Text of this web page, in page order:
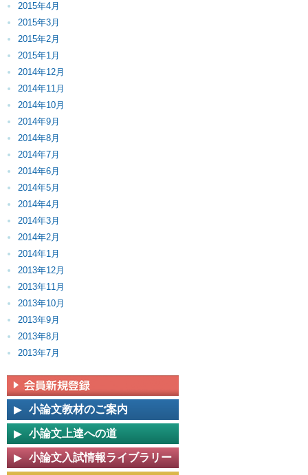
2015年4月
2015年3月
2015年2月
2015年1月
2014年12月
2014年11月
2014年10月
2014年9月
2014年8月
2014年7月
2014年6月
2014年5月
2014年4月
2014年3月
2014年2月
2014年1月
2013年12月
2013年11月
2013年10月
2013年9月
2013年8月
2013年7月
小論文教材のご案内
小論文上達への道
小論文入試情報ライブラリー